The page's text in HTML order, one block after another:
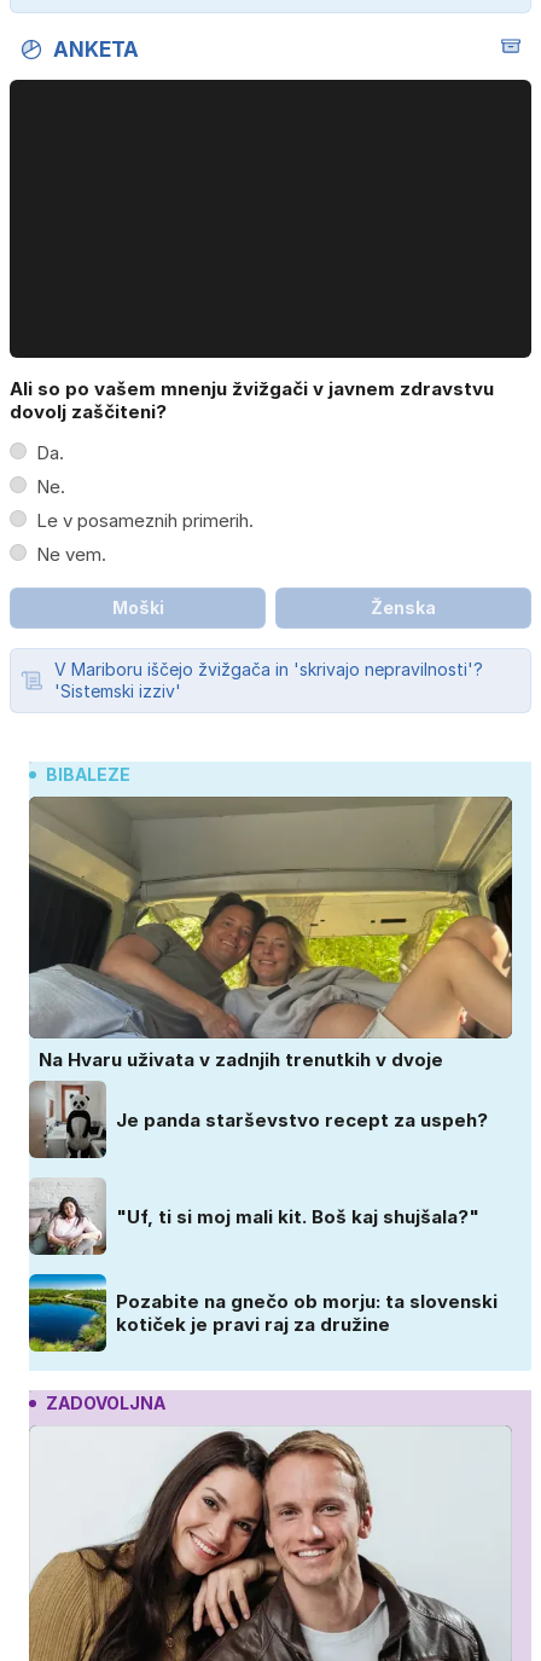
ANKETA
Ali so po vašem mnenju žvižgači v javnem zdravstvu
dovolj zaščiteni?
Da.
Ne.
Le v posameznih primerih.
Ne vem.
Moški Ženska
V Mariboru iščejo žvižgača in 'skrivajo nepravilnosti'?
'Sistemski izziv'
BIBALEZE
Na Hvaru uživata v zadnjih trenutkih v dvoje
Je panda starševstvo recept za uspeh?
"Uf, ti si moj mali kit. Boš kaj shujšala?"
Pozabite na gnečo ob morju: ta slovenski
kotiček je pravi raj za družine
ZADOVOLJNA